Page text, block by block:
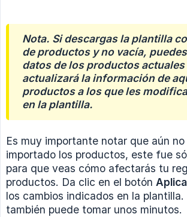
Nota. Si descargas la plantilla
de productos y no vacía,
datos de los productos actuales
actualizará la información de
productos a los que les
en la plantilla.
Es muy importante notar que aún no
importado los productos, este fue
para que veas cómo afectarás tu
productos. Da clic en el botón
los cambios indicados en la
también puede tomar unos minutos.